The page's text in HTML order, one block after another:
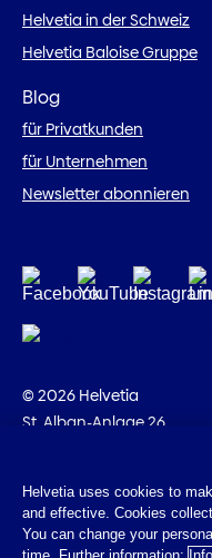
Helvetia in der Schweiz
Helvetia Baloise Gruppe
Blog
für Privatkunden
für Unternehmen
Newsletter abonnieren
© 2026 Helvetia
St. Alban-Anlage 26
Impressum
Rechtliche Hinweise
Helvetia uses cookies to
and effective. Cookies
You can change your